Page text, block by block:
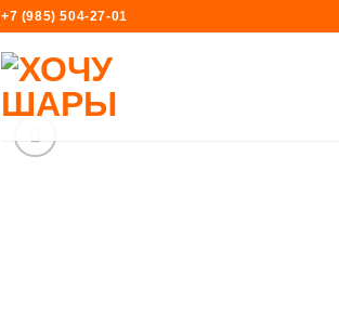
+7 (985) 504-27-01